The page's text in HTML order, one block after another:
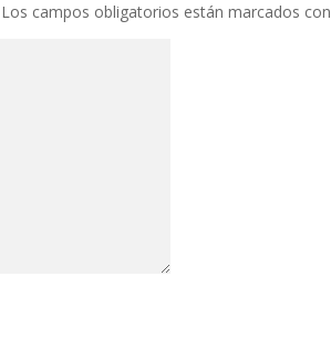
Los campos obligatorios están marcados con